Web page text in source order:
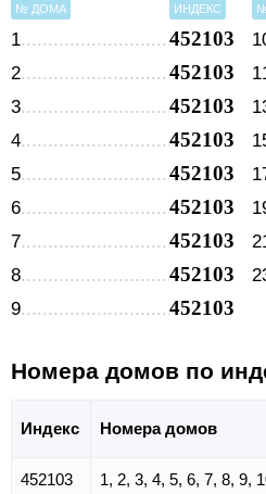
№ ДОМА ИНДЕКС
1 452103
2 452103
3 452103
4 452103
5 452103
6 452103
7 452103
8 452103
9 452103
Номера домов по
Индекс Номера домов
452103 1, 2, 3, 4, 5, 6, 7, 8, 9,